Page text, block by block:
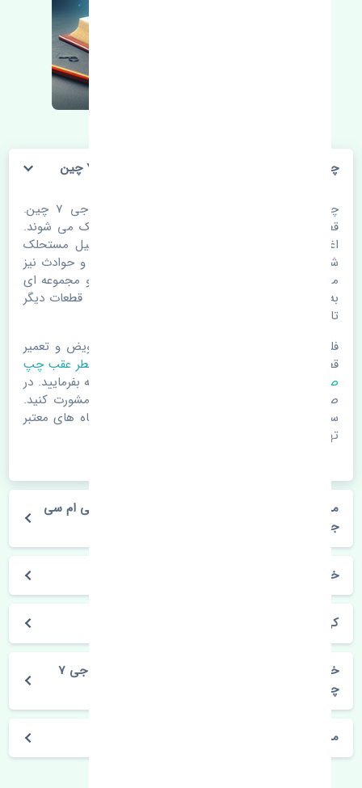
چراغ خطر عقب چپ صندوق جک کی ام سی جی 7 چین
چراغ خطر عقب چپ صندوق جک کی ام سی جی 7 چین.
قطعات خودرو با گذر زمان و طی مسافت مستحلک می شوند.
اغلب اوقات علت اصلی خرابی لوازم یدکی اتومبیل مستحلک
شدن قطعات می باشد. ولی دلایلی مثل تصادفات و حوادث نیز
می تواند عامل تعویض قطعات یدکی باشد. خودرو مجموعه ای
به هم پیوسته می باشد که هر قطعه روی قطعه یا قطعات دیگر
تاثیر مستقیم دارد.
فلذا در صورت خرابی در اسرع زمان نسبت به تعویض و تعمیر
قطعات یدکی اقدام فرمایید. در زمان
خرید چراغ خطر عقب چپ
صندوق
به اصلی بودن و کیفیت قطعات بسیار توجه بفرمایید. در
صورت نیاز با مکانیک و کارشناسان در این زمینه مشورت کنید.
سعی خود را بفرمایید تا قطعات یدکی را از فروشگاه های معتبر
تهیه بفرمایید.
مشخصات فنی چراغ خطر عقب چپ صندوق جک کی ام سی
جی 7 چین
خودروسازی جک
کی ام سی جی 7
خرید چراغ خطر عقب چپ صندوق جک کی ام سی جی 7
چین
مشخصات فنی اتومبیل